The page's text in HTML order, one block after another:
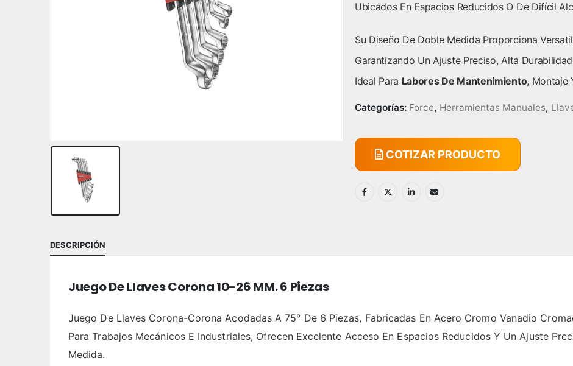
Ubicados En Espacios Reducidos O De Difícil
Su Diseño De Doble Medida Proporciona
Garantizando Un Ajuste Preciso, Alta
Ideal Para Labores De Mantenimiento, Montaje
Categorías: Force, Herramientas Manuales,
COTIZAR PRODUCTO
DESCRIPCIÓN
Juego De Llaves Corona 10-26 MM. 6 Piezas
Juego De Llaves Corona-Corona Acodadas A 75° De 6 Piezas, Fabricadas En Acero Cromo Vanadio
Para Trabajos Mecánicos E Industriales, Ofrecen Excelente Acceso En Espacios Reducidos Y Un Ajuste
Medida.